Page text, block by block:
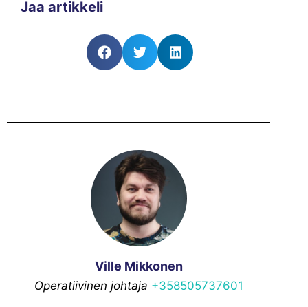
Jaa artikkeli
Ville Mikkonen
Operatiivinen johtaja +358505737601